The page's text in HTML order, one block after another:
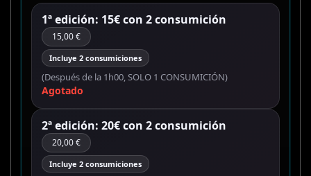
1ª edición: 15€ con 2 consumición
15,00 €
Incluye 2 consumiciones
(Después de la 1h00, SOLO 1 CONSUMICIÓN)
Agotado
2ª edición: 20€ con 2 consumición
20,00 €
Incluye 2 consumiciones